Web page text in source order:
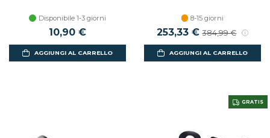
Disponibile 1-3 giorni
10,90 €
AGGIUNGI AL CARRELLO
8-15 giorni
Prezzo scontato
253,33 € Prezzo di listino
384,99 €
AGGIUNGI AL CARRELLO
GRATIS